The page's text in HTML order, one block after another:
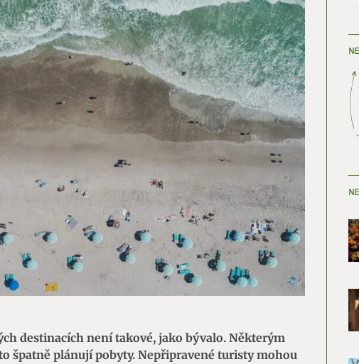
destinacích není takové, jako bývalo. Některým
špatně plánují pobyty. Nepřipravené turisty mohou